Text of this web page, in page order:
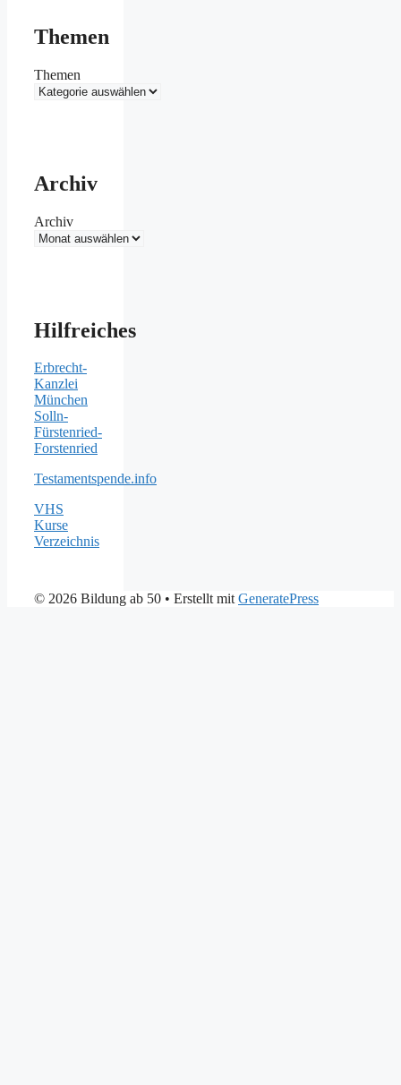
Themen
Themen
Archiv
Archiv
Hilfreiches
Erbrecht-
Kanzlei
München
Solln-
Fürstenried-
Forstenried
Testamentspende.info
VHS
Kurse
Verzeichnis
© 2026 Bildung ab 50 • Erstellt mitGeneratePress